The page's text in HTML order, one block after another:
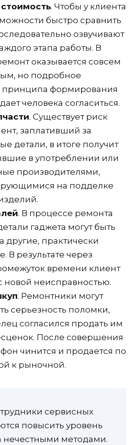
. Чтобы у клиента
быстро сравнить
озвучивают
этапа работы. В
оказывается совсем
но подробное
принципа формирования
человека согласиться.
. Существует риск
заплативший за
детали, в итоге получит
в употреблении или
производителями,
на подделке
. В процессе ремонта
гаджета могут быть
другие, практически
В результате через
времени клиент
новой неисправностью.
. Ремонтники могут
серьезность поломки,
согласился продать им
После совершения
чинится и продается по
к рыночной.
сервисных
повысить уровень
нечестными методами.